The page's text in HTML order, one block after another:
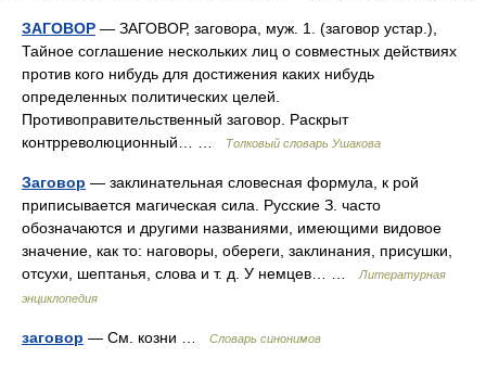
ЗАГОВОР — ЗАГОВОР, заговора, муж. 1. (заговор устар.),
Тайное соглашение нескольких лиц о совместных действиях
против кого нибудь для достижения каких нибудь
определенных политических целей.
Противоправительственный заговор. Раскрыт
контрреволюционный… …
Толковый словарь Ушакова
Заговор — заклинательная словесная формула, к рой
приписывается магическая сила. Русские З. часто
обозначаются и другими названиями, имеющими видовое
значение, как то: наговоры, обереги, заклинания, присушки,
отсухи, шептанья, слова и т. д. У немцев… …
Литературная
энциклопедия
заговор — См. козни … Словарь синонимов